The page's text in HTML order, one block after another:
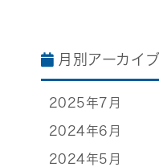
月別アーカイブ
2025年7月
2024年6月
2024年5月